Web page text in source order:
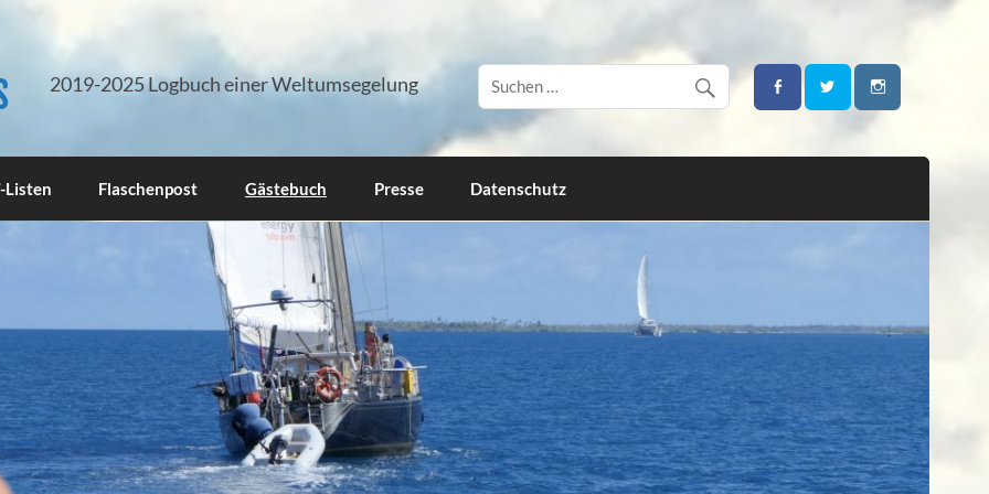
2019-2025 Logbuch einer Weltumsegelung
Listen Flaschenpost Gästebuch Presse Datenschutz